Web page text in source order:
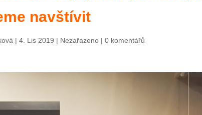
navštívit
|4. Lis 2019 | Nezařazeno |0 komentářů